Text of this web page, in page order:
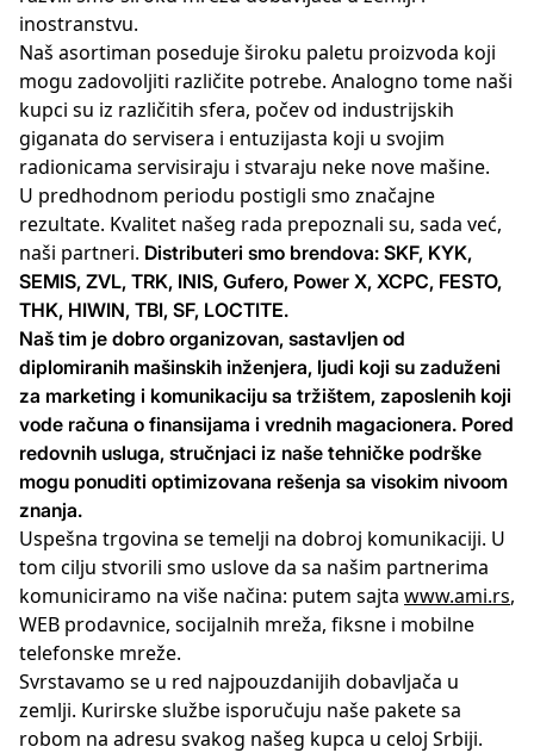
inostranstvu.
Naš asortiman poseduje široku paletu proizvoda koji
mogu zadovoljiti različite potrebe. Analogno tome naši
kupci su iz različitih sfera, počev od industrijskih
giganata do servisera i entuzijasta koji u svojim
radionicama servisiraju i stvaraju neke nove mašine.
U predhodnom periodu postigli smo značajne
rezultate. Kvalitet našeg rada prepoznali su, sada već,
naši partneri. Distributeri smo brendova: SKF, KYK,
SEMIS, ZVL, TRK, INIS, Gufero, Power X, XCPC, FESTO,
THK, HIWIN, TBI, SF, LOCTITE.
Naš tim je dobro organizovan, sastavljen od
diplomiranih mašinskih inženjera, ljudi koji su zaduženi
za marketing i komunikaciju sa tržištem, zaposlenih koji
vode računa o finansijama i vrednih magacionera. Pored
redovnih usluga, stručnjaci iz naše tehničke podrške
mogu ponuditi optimizovana rešenja sa visokim nivoom
znanja.
Uspešna trgovina se temelji na dobroj komunikaciji. U
tom cilju stvorili smo uslove da sa našim partnerima
komuniciramo na više načina: putem sajta www.ami.rs,
WEB prodavnice, socijalnih mreža, fiksne i mobilne
telefonske mreže.
Svrstavamo se u red najpouzdanijih dobavljača u
zemlji. Kurirske službe isporučuju naše pakete sa
robom na adresu svakog našeg kupca u celoj Srbiji.